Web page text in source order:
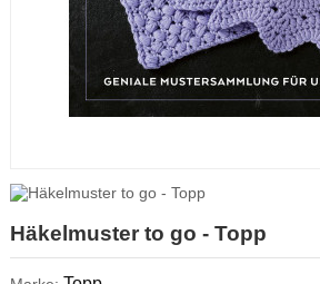
Häkelmuster to go - Topp